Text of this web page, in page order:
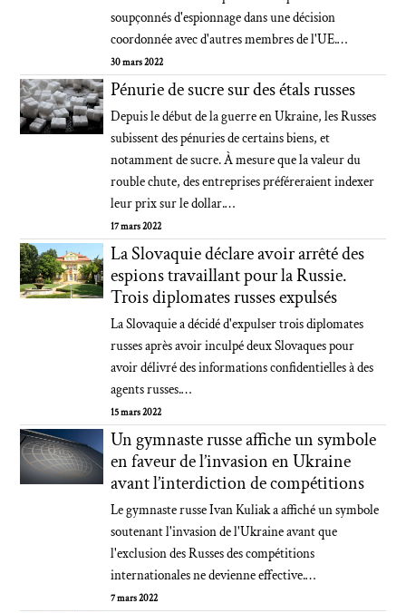
soupçonnés d'espionnage dans une décision
coordonnée avec d'autres membres de l'UE.…
30 mars 2022
Pénurie de sucre sur des étals russes
Depuis le début de la guerre en Ukraine, les Russes
subissent des pénuries de certains biens, et
notamment de sucre. À mesure que la valeur du
rouble chute, des entreprises préféreraient indexer
leur prix sur le dollar.…
17 mars 2022
La Slovaquie déclare avoir arrêté des
espions travaillant pour la Russie.
Trois diplomates russes expulsés
La Slovaquie a décidé d'expulser trois diplomates
russes après avoir inculpé deux Slovaques pour
avoir délivré des informations confidentielles à des
agents russes.…
15 mars 2022
Un gymnaste russe affiche un symbole
en faveur de l’invasion en Ukraine
avant l’interdiction de compétitions
Le gymnaste russe Ivan Kuliak a affiché un symbole
soutenant l'invasion de l'Ukraine avant que
l'exclusion des Russes des compétitions
internationales ne devienne effective.…
7 mars 2022